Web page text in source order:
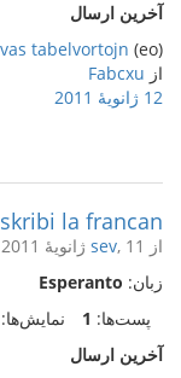
آخرین ارسال
(eo)
tabelvortojn
از Fabcxu
12 ژانویهٔ 2011
la francan.
از sev, 11 ژانویهٔ 2011
زبان: Esperanto
پست‌ها: 1 نمایش‌ها:
آخرین ارسال